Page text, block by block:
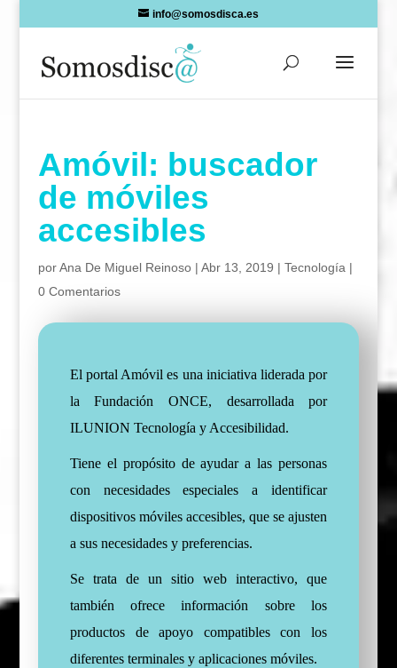
info@somosdisca.es
Amóvil: buscador
de móviles
accesibles
porAna De Miguel Reinoso| Abr 13, 2019 | Tecnología |
0 Comentarios
El portal Amóvil es una iniciativa liderada por
la Fundación ONCE, desarrollada por
ILUNION Tecnología y Accesibilidad.
Tiene el propósito de ayudar a las personas
con necesidades especiales a identificar
dispositivos móviles accesibles, que se ajusten
a sus necesidades y preferencias.
Se trata de un sitio web interactivo, que
también ofrece información sobre los
productos de apoyo compatibles con los
diferentes terminales y aplicaciones móviles.